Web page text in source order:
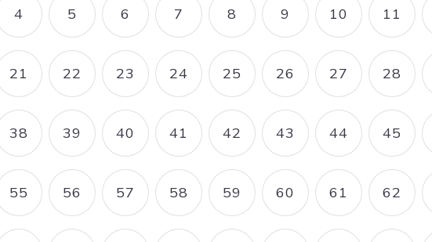
PAGE
4 PAGE
5 PAGE
6 PAGE
7 PAGE
8 PAGE
9 PAGE
10 PAGE
11
PAGE
21 PAGE
22 PAGE
23 PAGE
24 PAGE
25 PAGE
26 PAGE
27 PAGE
28
PAGE
38 PAGE
39 PAGE
40 PAGE
41 PAGE
42 PAGE
43 PAGE
44 PAGE
45
PAGE
55 PAGE
56 PAGE
57 PAGE
58 PAGE
59 PAGE
60 PAGE
61 PAGE
62